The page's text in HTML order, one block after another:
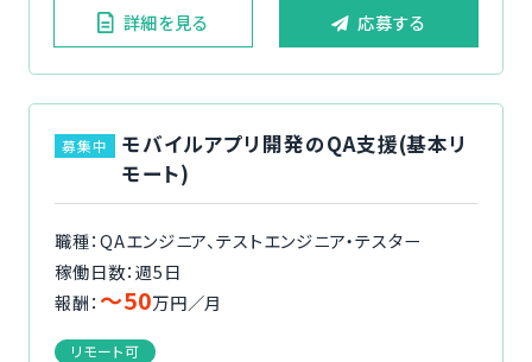
詳細を見る 応募する
募集中
モバイルアプリ開発のQA支援(基本リ
モート)
職種：QAエンジニア、テストエンジニア・テスター
稼働日数：週5日
報酬： 〜50万円／月
リモート可